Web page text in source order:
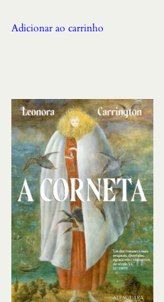
Adicionar ao carrinho